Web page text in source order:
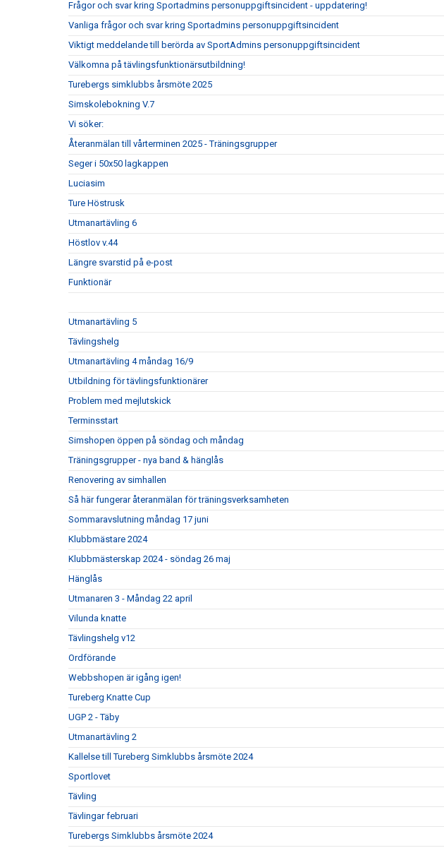
Frågor och svar kring Sportadmins personuppgiftsincident - uppdatering!
Vanliga frågor och svar kring Sportadmins personuppgiftsincident
Viktigt meddelande till berörda av SportAdmins personuppgiftsincident
Välkomna på tävlingsfunktionärsutbildning!
Turebergs simklubbs årsmöte 2025
Simskolebokning V.7
Vi söker:
Återanmälan till vårterminen 2025 - Träningsgrupper
Seger i 50x50 lagkappen
Luciasim
Ture Höstrusk
Utmanartävling 6
Höstlov v.44
Längre svarstid på e-post
Funktionär
Utmanartävling 5
Tävlingshelg
Utmanartävling 4 måndag 16/9
Utbildning för tävlingsfunktionärer
Problem med mejlutskick
Terminsstart
Simshopen öppen på söndag och måndag
Träningsgrupper - nya band & hänglås
Renovering av simhallen
Så här fungerar återanmälan för träningsverksamheten
Sommaravslutning måndag 17 juni
Klubbmästare 2024
Klubbmästerskap 2024 - söndag 26 maj
Hänglås
Utmanaren 3 - Måndag 22 april
Vilunda knatte
Tävlingshelg v12
Ordförande
Webbshopen är igång igen!
Tureberg Knatte Cup
UGP 2 - Täby
Utmanartävling 2
Kallelse till Tureberg Simklubbs årsmöte 2024
Sportlovet
Tävling
Tävlingar februari
Turebergs Simklubbs årsmöte 2024